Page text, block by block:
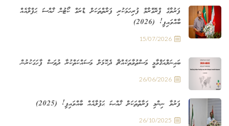
ފަރުވާގެ ޕްރޮގްރާމް ފުރިހަމަކުރި ފަރާތްތަކަށް ޑްރަގް ކޯޓުން ޚާއްސަ ޙަފްލާއެއް
ބާއްވައިފި! (2026)
15/07/2026
ބައިނަލްއަޤްވާމީ މަސްތުވާތަކެއްޗާ ދެކޮޅަށް މަސައްކަތްކުރާ ދުވަސް ފާހަގަކުރުން
26/06/2026
ފަރުވާ ނިންމި ފަރާތްތަކަށް ޚާއްޞަ ޙަފުލާއެއް ބާއްވައިފި! (2025)
26/10/2025